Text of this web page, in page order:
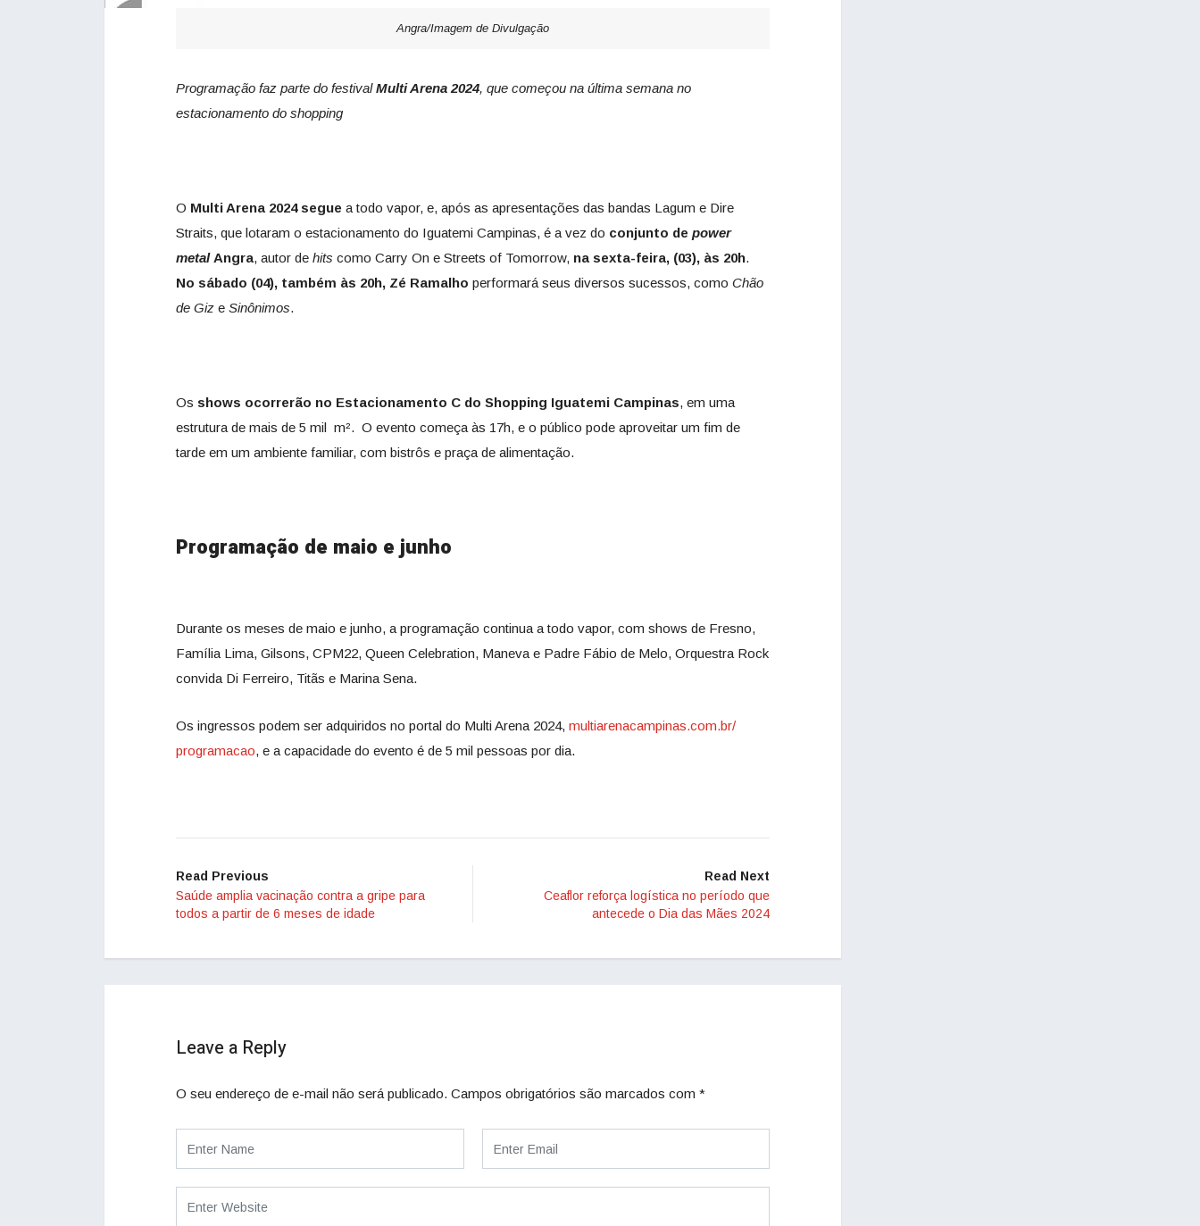
Angra/Imagem de Divulgação
Programação faz parte do festivalMulti Arena 2024, que começou na última semana no
estacionamento do shopping
O Multi Arena 2024 segue a todo vapor, e, após as apresentações das bandas Lagum e Dire
Straits, que lotaram o estacionamento do Iguatemi Campinas, é a vez do conjunto de power
metal Angra, autor de hits como Carry On e Streets of Tomorrow, na sexta-feira, (03), às 20h.
No sábado (04), também às 20h, Zé Ramalho performará seus diversos sucessos, como Chão
de Giz e Sinônimos.
Os shows ocorrerão no Estacionamento C do Shopping Iguatemi Campinas, em uma
estrutura de mais de 5 mil m². O evento começa às 17h, e o público pode aproveitar um fim de
tarde em um ambiente familiar, com bistrôs e praça de alimentação.
Programação de maio e junho
Durante os meses de maio e junho, a programação continua a todo vapor, com shows de Fresno,
Família Lima, Gilsons, CPM22, Queen Celebration, Maneva e Padre Fábio de Melo, Orquestra Rock
convida Di Ferreiro, Titãs e Marina Sena.
Os ingressos podem ser adquiridos no portal do Multi Arena 2024, multiarenacampinas.com.br/
programacao, e a capacidade do evento é de 5 mil pessoas por dia.
Read Previous
Saúde amplia vacinação contra a gripe para
todos a partir de 6 meses de idade
Read Next
Ceaflor reforça logística no período que
antecede o Dia das Mães 2024
Leave a Reply
O seu endereço de e-mail não será publicado. Campos obrigatórios são marcados com *